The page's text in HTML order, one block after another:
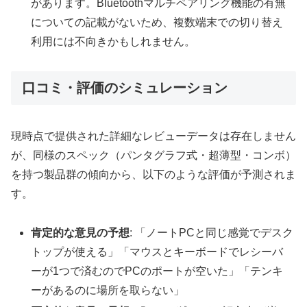
があります。Bluetoothマルチペアリング機能の有無
についての記載がないため、複数端末での切り替え
利用には不向きかもしれません。
口コミ・評価のシミュレーション
現時点で提供された詳細なレビューデータは存在しません
が、同様のスペック（パンタグラフ式・超薄型・コンボ）
を持つ製品群の傾向から、以下のような評価が予測されま
す。
肯定的な意見の予想: 「ノートPCと同じ感覚でデスク
トップが使える」「マウスとキーボードでレシーバ
ーが1つで済むのでPCのポートが空いた」「テンキ
ーがあるのに場所を取らない」